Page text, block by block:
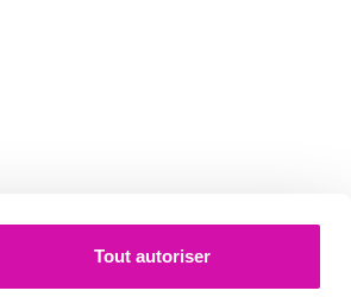
Tout autoriser